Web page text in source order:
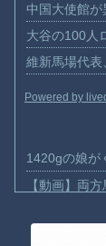
中国大使館
大谷の100人
維新馬場代
Powered by
1420gの娘が
【動画】両
【動画】野